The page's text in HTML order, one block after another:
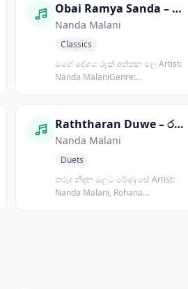
Obai Ramya Sanda – ඔබයි රම්‍ය සඳ කිරණ
Nanda Malani
Classics
මගේ දේශය රුක් අත්තන මල Artist:
Nanda MalaniGenre:
Raththaran Duwe – රත්තරන් දුවේ
Nanda Malani
Duets
තරුද නිදන මලට රේණු සේ Artist:
Nanda Malani, Rohana